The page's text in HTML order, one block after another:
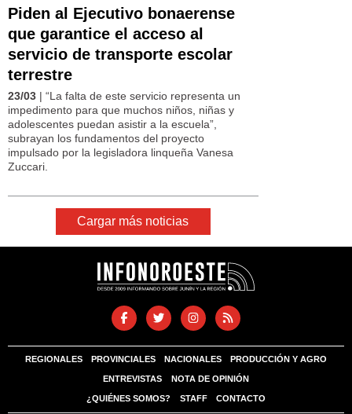
Piden al Ejecutivo bonaerense
que garantice el acceso al
servicio de transporte escolar
terrestre
23/03 | “La falta de este servicio representa un
impedimento para que muchos niños, niñas y
adolescentes puedan asistir a la escuela”,
subrayan los fundamentos del proyecto
impulsado por la legisladora linqueña Vanesa
Zuccari.
Cargar más noticias
REGIONALES PROVINCIALES NACIONALES PRODUCCIÓN Y AGRO
ENTREVISTAS NOTA DE OPINIÓN
¿QUIÉNES SOMOS? STAFF CONTACTO